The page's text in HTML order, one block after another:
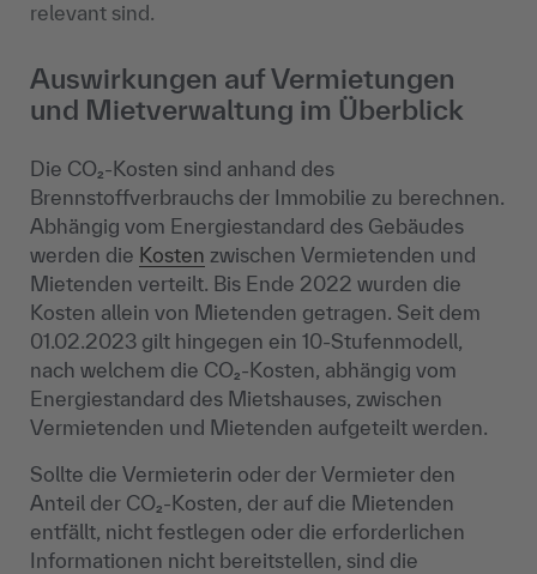
relevant sind.
Auswirkungen auf Vermietungen
und Mietverwaltung im Überblick
Die CO₂-Kosten sind anhand des
Brennstoffverbrauchs der Immobilie zu berechnen.
Abhängig vom Energiestandard des Gebäudes
werden die Kosten zwischen Vermietenden und
Mietenden verteilt. Bis Ende 2022 wurden die
Kosten allein von Mietenden getragen. Seit dem
01.02.2023 gilt hingegen ein 10-Stufenmodell,
nach welchem die CO₂-Kosten, abhängig vom
Energiestandard des Mietshauses, zwischen
Vermietenden und Mietenden aufgeteilt werden.
Sollte die Vermieterin oder der Vermieter den
Anteil der CO₂-Kosten, der auf die Mietenden
entfällt, nicht festlegen oder die erforderlichen
Informationen nicht bereitstellen, sind die